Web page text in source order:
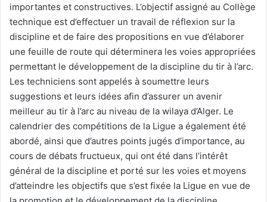
importantes et constructives. L’objectif assigné au Collège
technique est d’effectuer un travail de réflexion sur la
discipline et de faire des propositions en vue d’élaborer
une feuille de route qui déterminera les voies appropriées
permettant le développement de la discipline du tir à l’arc.
Les techniciens sont appelés à soumettre leurs
suggestions et leurs idées afin d’assurer un avenir
meilleur au tir à l’arc au niveau de la wilaya d’Alger. Le
calendrier des compétitions de la Ligue a également été
abordé, ainsi que d’autres points jugés d’importance, au
cours de débats fructueux, qui ont été dans l’intérêt
général de la discipline et porté sur les voies et moyens
d’atteindre les objectifs que s’est fixée la Ligue en vue de